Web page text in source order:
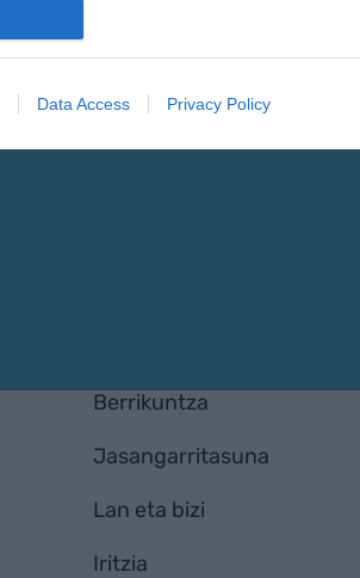
Data Access Privacy Policy
Berrikuntza
Jasangarritasuna
Lan eta bizi
Iritzia